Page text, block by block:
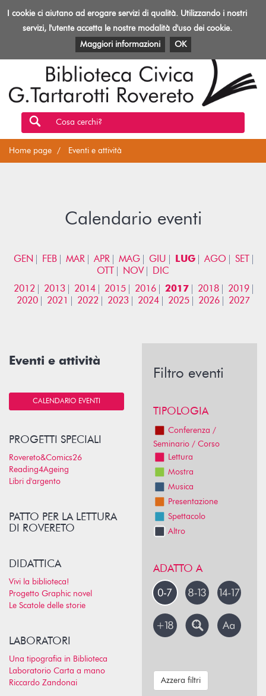
Toggle
Biblioteca
Rovereto
EVENTI E ATTIVITÀ PATRIMONIO E RISORSE
Cosa cerchi?
Home page Eventi e attività
Calendario eventi
GEN FEB MAR APR MAG GIU LUG AGO
SET
OTT
NOV
DIC
2012
2013 2014 2015 2016 2017 2018
2019
2020
2021 2022 2023 2024 2025 2026 2027
Eventi e attività
CALENDARIO EVENTI
PROGETTI SPECIALI
Rovereto&Comics26
Reading4Ageing
Libri d'argento
PATTO PER LA LETTURA
DI ROVERETO
DIDATTICA
Vivi la biblioteca!
Progetto Graphic novel
Le Scatole delle storie
LABORATORI
Una tipografia in Biblioteca
Laboratorio Carta a mano
Riccardo Zandonai
Filtro eventi
TIPOLOGIA
Conferenza /
Seminario / Corso
Lettura
Mostra
Musica
Presentazione
Spettacolo
Altro
ADATTO A
Azzera filtri
I cookie ci aiutano ad erogare servizi di qualità. Utilizzando i nostri
servizi, l'utente accetta le nostre modalità d'uso dei cookie.
Maggiori informazioni
OK